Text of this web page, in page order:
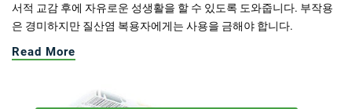
서적 교감 후에 자유로운 성생활을 할 수 있도록 도와줍니다. 부작용
은 경미하지만 질산염 복용자에게는 사용을 금해야 합니다.
Read More